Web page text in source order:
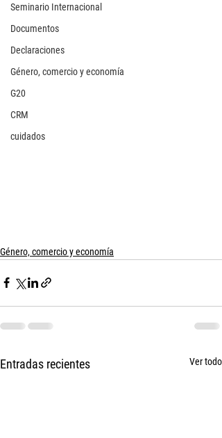
Seminario Internacional
Documentos
Declaraciones
Género, comercio y economía
G20
CRM
cuidados
Género, comercio y economía
Entradas recientes Ver todo